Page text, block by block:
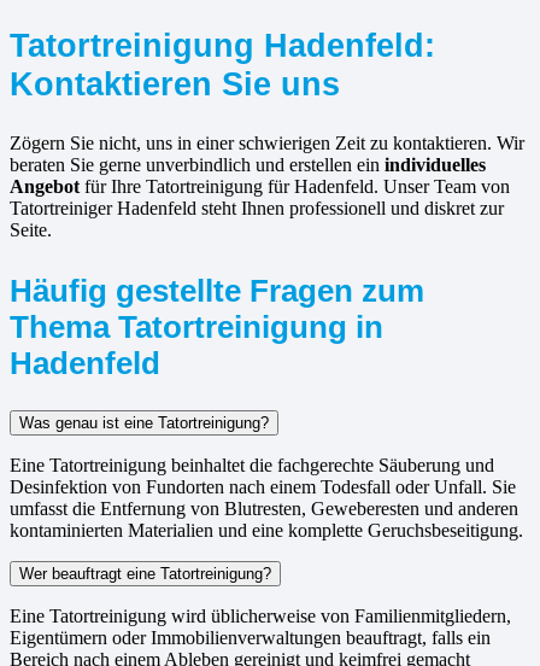
Tatortreinigung Hadenfeld:
Kontaktieren Sie uns
Zögern Sie nicht, uns in einer schwierigen Zeit zu kontaktieren. Wir
beraten Sie gerne unverbindlich und erstellen ein individuelles
Angebot für Ihre Tatortreinigung für Hadenfeld. Unser Team von
Tatortreiniger Hadenfeld steht Ihnen professionell und diskret zur
Seite.
Häufig gestellte Fragen zum
Thema Tatortreinigung in
Hadenfeld
Was genau ist eine Tatortreinigung?
Eine Tatortreinigung beinhaltet die fachgerechte Säuberung und
Desinfektion von Fundorten nach einem Todesfall oder Unfall. Sie
umfasst die Entfernung von Blutresten, Geweberesten und anderen
kontaminierten Materialien und eine komplette Geruchsbeseitigung.
Wer beauftragt eine Tatortreinigung?
Eine Tatortreinigung wird üblicherweise von Familienmitgliedern,
Eigentümern oder Immobilienverwaltungen beauftragt, falls ein
Bereich nach einem Ableben gereinigt und keimfrei gemacht